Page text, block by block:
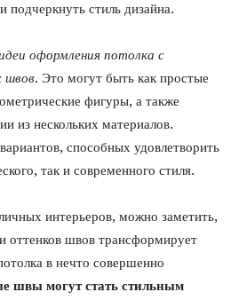
стиль дизайна.
оформления потолка с
швов. Это могут быть как простые
фигуры, а также
из нескольких материалов.
способных удовлетворить
так и современного стиля.
интерьеров, можно заметить,
оттенков швов трансформирует
в нечто совершенно
швы могут стать стильным